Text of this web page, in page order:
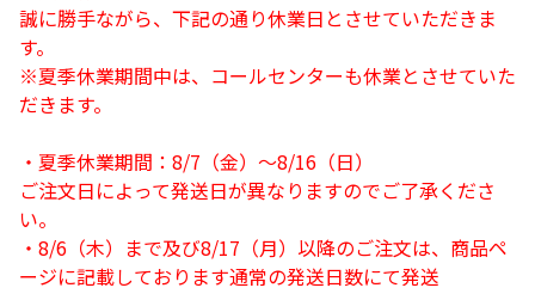
誠に勝手ながら、下記の通り休業日とさせていただきま
す。
※夏季休業期間中は、コールセンターも休業とさせていた
だきます。
・夏季休業期間：8/7（金）～8/16（日）
ご注文日によって発送日が異なりますのでご了承くださ
い。
・8/6（木）まで及び8/17（月）以降のご注文は、商品ペ
ージに記載しております通常の発送日数にて発送